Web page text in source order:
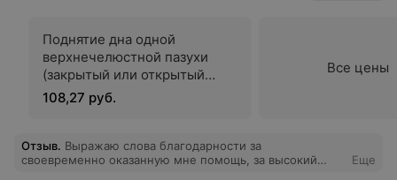
Поднятие дна одной
верхнечелюстной пазухи
(закрытый или открытый
синус-лифтинг) или дна
грушевидного отверстия
108,27 руб.
Все цены
Отзыв. Выражаю слова благодарности за
своевременно оказанную мне помощь, за высокий
Еще